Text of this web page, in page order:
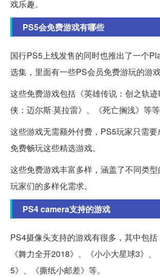
戏乐趣。
PS5会免费游戏有哪些
国行PS5上线发售的同时也推出了一个
选集，里面有一些PS会员免费游玩的游戏
这些免费游戏包括《英雄传说：创之轨
侠：迈尔斯·莫拉雷》、《死亡搁浅》等等
这些游戏无需额外付费，PS5玩家只需
免费畅玩这些精选游戏。
这些免费游戏丰富多样，涵盖了不同类
玩家们的多样化需求。
PS4 camera支持的游戏
PS4摄像头支持的游戏有很多，其中包括
《舞力全开2018》、《小小大星球3》、
5》、《撕纸小邮差》等。